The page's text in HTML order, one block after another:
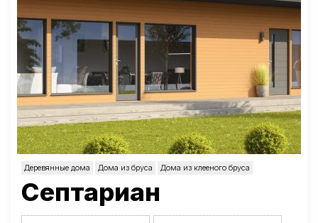
Деревянные дома Дома из бруса Дома из клееного бруса
Септариан